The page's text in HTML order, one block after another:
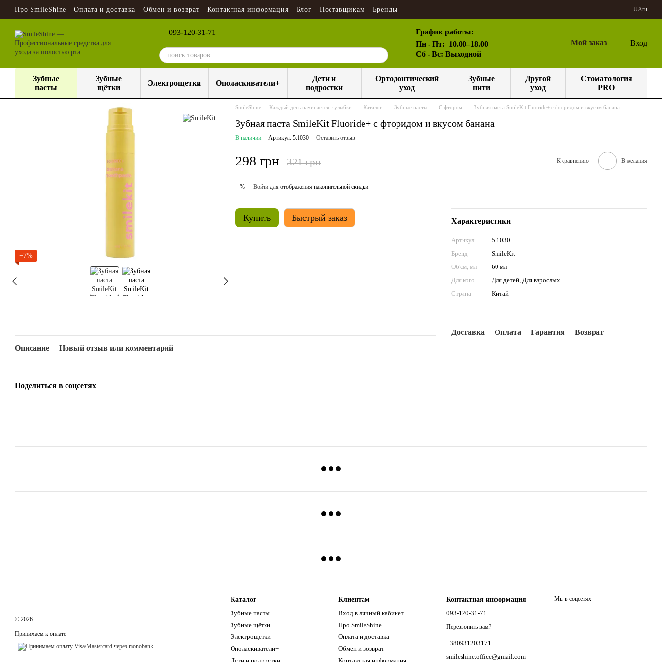
Перейти к основному контенту
Про SmileShine Оплата и доставка Обмен и возврат Контактная информация Блог Поставщикам Бренды UAru
093-120-31-71
График работы:
Пн - Пт: 10.00–18.00
Сб - Вс: Выходной
Мой заказ Вход
Зубные
пасты
Зубные
щётки
Электрощетки Ополаскиватели+
Дети и
подростки
Ортодонтический
уход
Зубные
нити
Другой
уход
Стоматология
PRO
−7%
SmileShine — Каждый день начинается с улыбки Каталог Зубные пасты С фтором Зубная паста SmileKit Fluoride+ с фторидом и вкусом банана
Зубная паста SmileKit Fluoride+ с фторидом и вкусом банана
В наличии Артикул: 5.1030 Оставить отзыв
298 грн 321 грн К сравнению В желания
% Войти для отображения накопительной скидки
Купить Быстрый заказ Характеристики
Артикул
5.1030
Бренд
SmileKit
Об'єм, мл
60 мл
Для кого
Для детей, Для взрослых
Страна
Китай
Доставка Оплата Гарантия
Возврат
Описание
Новый отзыв или комментарий
Поделиться в соцсетях
© 2026
Принимаем к оплате
Каталог
Зубные пасты
Зубные щётки
Электрощетки
Ополаскиватели+
Дети и подростки
Клиентам
Вход в личный кабинет
Про SmileShine
Оплата и доставка
Обмен и возврат
Контактная информация
Контактная информация
093-120-31-71
Перезвонить вам?
+380931203171
smileshine.office@gmail.com
Мы в соцсетях